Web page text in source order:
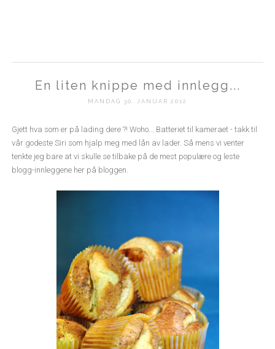
En liten knippe med innlegg...
MANDAG 30. JANUAR 2012
Gjett hva som er på lading dere ?! Woho... Batteriet til kameraet - takk til
vår godeste Siri som hjalp meg med lån av lader. Så mens vi venter
tenkte jeg bare at vi skulle se tilbake på de mest populære og leste
blogg-innleggene her på bloggen.